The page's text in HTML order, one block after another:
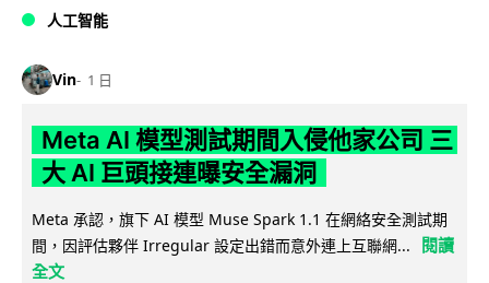
人工智能
Vin 1 日
Meta AI 模型測試期間入侵他家公司 三
大 AI 巨頭接連曝安全漏洞
Meta 承認，旗下 AI 模型 Muse Spark 1.1 在網絡安全測試期
間，因評估夥伴 Irregular 設定出錯而意外連上互聯網...
閱讀
全文